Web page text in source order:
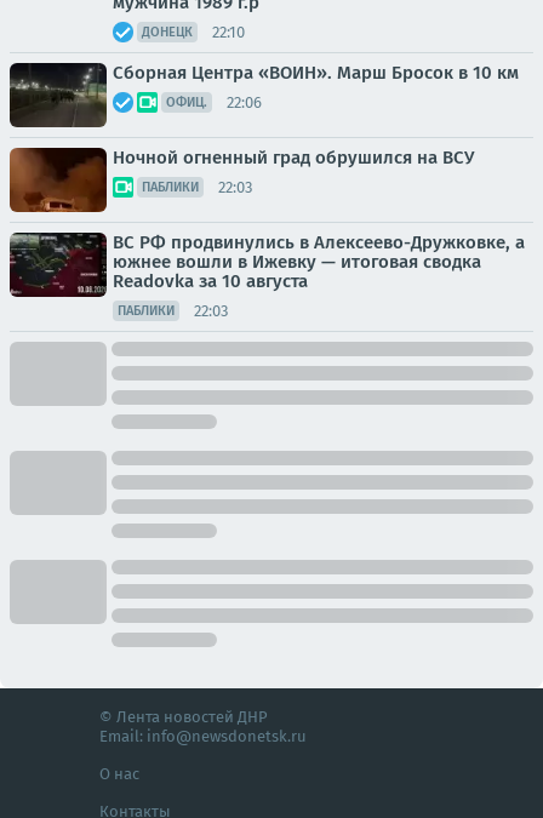
ДОНЕЦК 22:10
Сборная Центра «ВОИН». Марш Бросок в 10 км
ОФИЦ. 22:06
Ночной огненный град обрушился на ВСУ
ПАБЛИКИ 22:03
ВС РФ продвинулись в Алексеево-Дружковке, а
южнее вошли в Ижевку — итоговая сводка
Readovka за 10 августа
ПАБЛИКИ 22:03
© Лента новостей ДНР
Email: info@newsdonetsk.ru
О нас
Контакты